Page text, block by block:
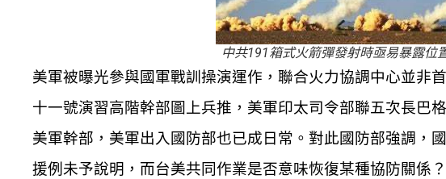
中共191箱式火箭彈發射時亟易暴露位
美軍被曝光參與國軍戰訓操演運作，聯合火力協調中心並非
十一號演習高階幹部圖上兵推，美軍印太司令部聯五次長巴
美軍幹部，美軍出入國防部也已成日常。對此國防部強調，
援例未予說明，而台美共同作業是否意味恢復某種協防關係